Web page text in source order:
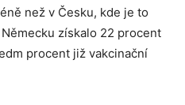
než v Česku, kde je to
získalo 22 procent
procent již vakcinační